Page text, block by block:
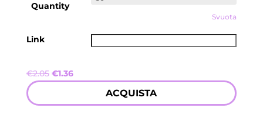
Quantity
Svuota
Link
€2.05 Il
€1.36Il
ACQUISTA